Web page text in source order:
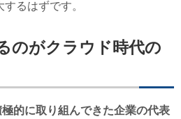
るはずです。
のがクラウド時代の
的に取り組んできた企業の代表